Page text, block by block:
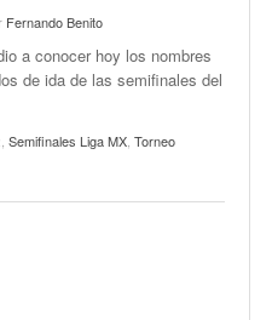
Torreón.
Fernando Benito
a conocer hoy los nombres
de ida de las semifinales del
Semifinales Liga MX Torneo